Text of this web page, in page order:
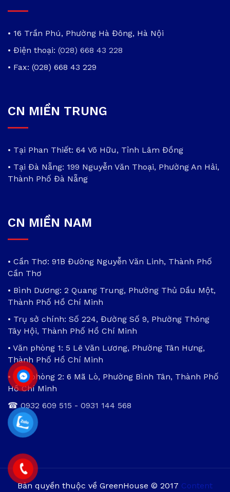
• 16 Trần Phú, Phường Hà Đông, Hà Nội
• Điện thoại: (028) 668 43 228
• Fax: (028) 668 43 229
CN MIỀN TRUNG
• Tại Phan Thiết: 64 Võ Hữu, Tỉnh Lâm Đồng
• Tại Đà Nẵng: 199 Nguyễn Văn Thoại, Phường An Hải,
Thành Phố Đà Nẵng
CN MIỀN NAM
• Cần Thơ: 91B Đường Nguyễn Văn Linh, Thành Phố
Cần Thơ
• Bình Dương: 2 Quang Trung, Phường Thủ Dầu Một,
Thành Phố Hồ Chí Minh
• Trụ sở chính: Số 224, Đường Số 9, Phường Thông
Tây Hội, Thành Phố Hồ Chí Minh
• Văn phòng 1: 5 Lê Văn Lương, Phường Tân Hưng,
Thành Phố Hồ Chí Minh
• Văn phòng 2: 6 Mã Lò, Phường Bình Tân, Thành Phố
Hồ Chí Minh
☎0932 609 515 - 0931 144 568
Bản quyền thuộc về GreenHouse © 2017 Content